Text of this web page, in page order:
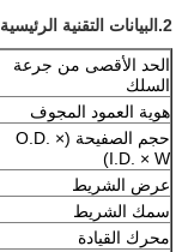
2. البيانات التقنية الرئيسية
الحد الأقصى من جرعة
السلك
هوية العمود المجوف
حجم الصفيحة (O.D. ×
I.D. × W)
عرض الشريط
سمك الشريط
محرك القيادة